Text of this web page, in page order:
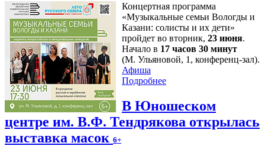
Концертная программа
«Музыкальные семьи Вологды и
Казани: солисты и их дети»
пройдет во вторник, 23 июня.
Начало в 17 часов 30 минут
(М. Ульяновой, 1, конференц-зал).
Афиша
Подробнее
В Юношеском
центре им. В.Ф. Тендрякова открылась
выставка масок 6+